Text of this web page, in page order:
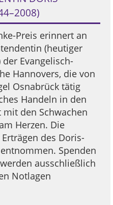
Preis erinnert an
(heutiger
Evangelisch-
Hannovers, die von
Osnabrück tätig
Handeln in den
den Schwachen
Herzen. Die
des Doris-
Spenden
ausschließlich
Notlagen